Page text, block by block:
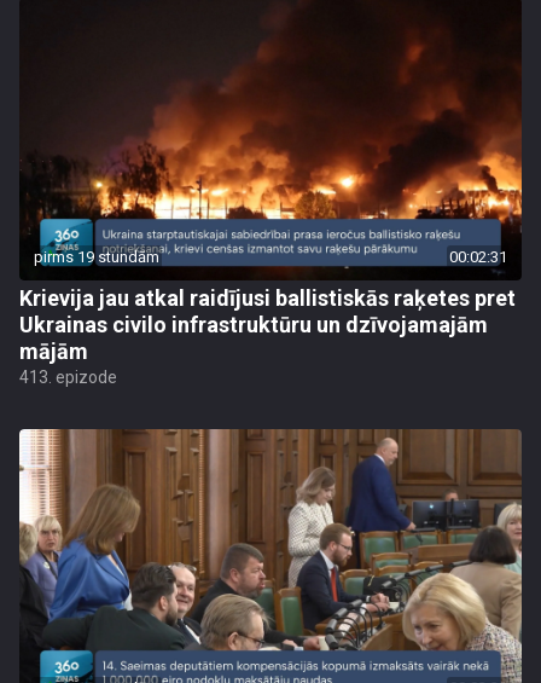
pirms 19 stundām 00:02:31
Krievija jau atkal raidījusi ballistiskās raķetes pret
Ukrainas civilo infrastruktūru un dzīvojamajām
mājām
413. epizode